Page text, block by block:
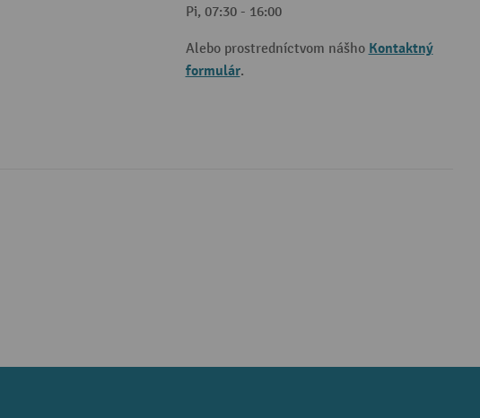
Pi, 07:30 - 16:00
Alebo prostredníctvom nášho Kontaktný
formulár.